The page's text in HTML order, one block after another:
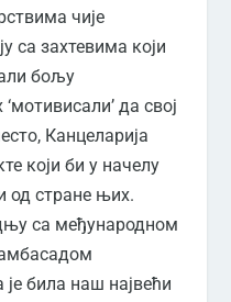
чије
са захтевима који
бољу
да свој
Канцеларија
који би у начелу
од стране њих.
са међународном
била наш највећи